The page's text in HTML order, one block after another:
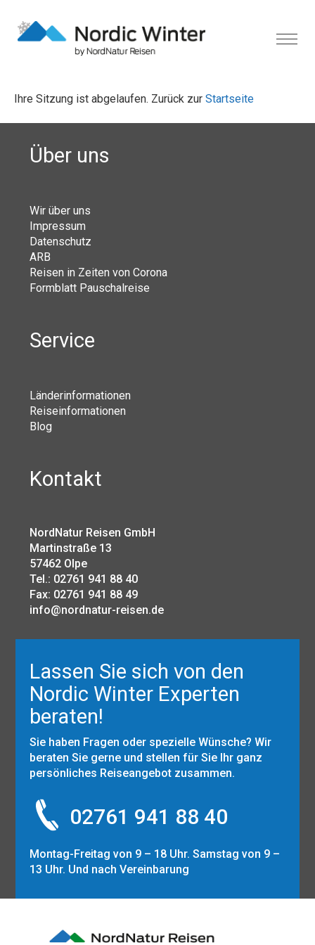
Ihre Sitzung ist abgelaufen. Zurück zur Startseite
Über uns
Wir über uns
Impressum
Datenschutz
ARB
Reisen in Zeiten von Corona
Formblatt Pauschalreise
Service
Länderinformationen
Reiseinformationen
Blog
Kontakt
NordNatur Reisen GmbH
Martinstraße 13
57462 Olpe
Tel.: 02761 941 88 40
Fax: 02761 941 88 49
info@nordnatur-reisen.de
Lassen Sie sich von den
Nordic Winter Experten
beraten!
Sie haben Fragen oder spezielle Wünsche? Wir
beraten Sie gerne und stellen für Sie Ihr ganz
persönliches Reiseangebot zusammen.
02761 941 88 40
Montag-Freitag von 9 – 18 Uhr. Samstag von 9 –
13 Uhr. Und nach Vereinbarung